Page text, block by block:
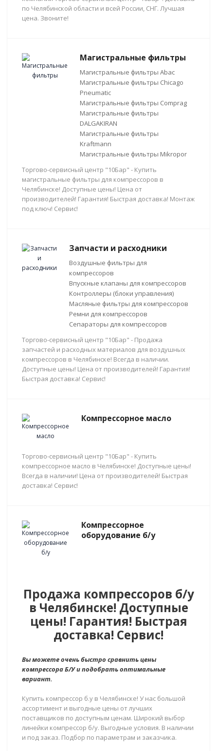
по Челябинской области и всей России, СНГ. Лучшая
цена. Звоните!
Магистральные фильтры
Магистральные фильтры Abac
Магистральные фильтры Chicago
Pneumatic
Магистральные фильтры Comprag
Магистральные фильтры
DALGAKIRAN
Магистральные фильтры
Kraftmann
Магистральные фильтры Mikropor
Торгово-сервисный центр "10Бар" - Купить
магистральные фильтры для компрессоров в
Челябинске! Доступные цены! Цена от
производителей! Гарантия! Быстрая доставка! Монтаж
под ключ! Сервис!
Запчасти и расходники
Воздушные фильтры для
компрессоров
Впускные клапаны для компрессоров
Контроллеры (блоки управления)
Масляные фильтры для компрессоров
Ремни для компрессоров
Сепараторы для компрессоров
Торгово-сервисный центр "10Бар" - Продажа
запчастей и расходных материалов для воздушных
компрессоров в Челябинске! Всегда в наличии.
Доступные цены! Цена от производителей! Гарантия!
Быстрая доставка! Сервис!
Компрессорное масло
Торгово-сервисный центр "10Бар" - Купить
компрессорное масло в Челябинске! Доступные цены!
Всегда в наличии! Цена от производителей! Быстрая
доставка! Сервис!
Компрессорное
оборудование б/у
Продажа компрессоров б/у
в Челябинске! Доступные
цены! Гарантия! Быстрая
доставка! Сервис!
Вы можете очень быстро сравнить цены
компрессора Б/У и подобрать оптимальные
вариант.
Купить компрессор б.у в Челябинске! У нас большой
ассортимент и выгодные цены от лучших
поставщиков по доступным ценам. Широкий выбор
линейки компрессор б/у. Выгодные условия. В наличии
и под заказ. Подбор по параметрам и заказчика.